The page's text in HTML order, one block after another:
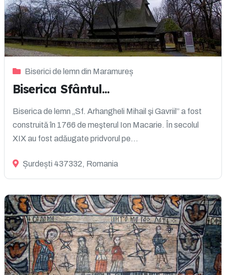
Biserici de lemn din Maramureș
Biserica Sfântul...
Biserica de lemn „Sf. Arhangheli Mihail şi Gavriil” a fost
construită în 1766 de meşterul Ion Macarie. În secolul
XIX au fost adăugate pridvorul pe...
Șurdești 437332, Romania